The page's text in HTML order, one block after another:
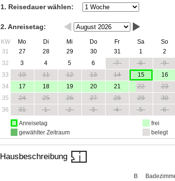
1. Reisedauer wählen:
2. Anreisetag:
KW Mo Di Mi Do Fr Sa
So
31
27 28 29 30 31 1
2
32
3 4 5 6 7 8
9
33
10 11 12 13 14 15
16
34
17 18 19 20 21 22
23
35
24 25 26 27 28 29
30
36
31 1 2 3 4 5
6
Anreisetag
gewählter Zeitraum
frei
belegt
Hausbeschreibung
B